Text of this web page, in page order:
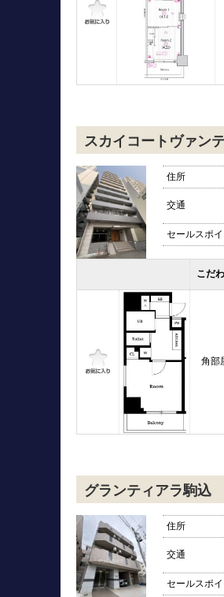
スカイコートヴァン
住所
交通
セールスポ
こだ
角部
グランティアラ駒込
住所
交通
セールスポ